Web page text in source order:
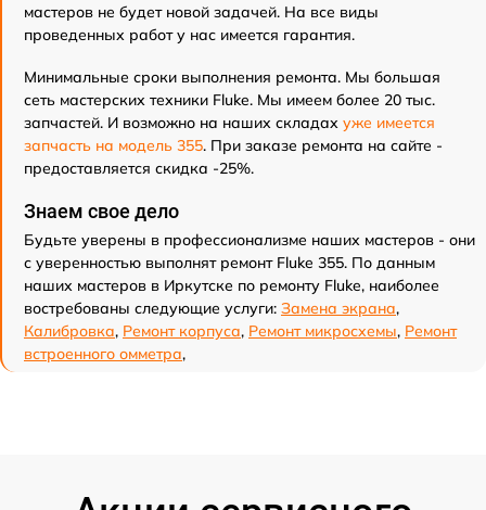
мастеров не будет новой задачей. На все виды
проведенных работ у нас имеется гарантия.
Минимальные сроки выполнения ремонта. Мы большая
сеть мастерских техники Fluke. Мы имеем более 20 тыс.
запчастей. И возможно на наших складах уже имеется
запчасть на модель 355. При заказе ремонта на сайте -
предоставляется скидка -25%.
Знаем свое дело
Будьте уверены в профессионализме наших мастеров - они
с уверенностью выполнят ремонт Fluke 355. По данным
наших мастеров в Иркутске по ремонту Fluke, наиболее
востребованы следующие услуги: Замена экрана,
Калибровка, Ремонт корпуса, Ремонт микросхемы, Ремонт
встроенного омметра,